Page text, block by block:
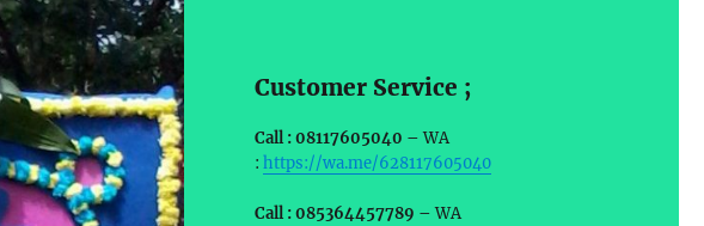
Customer Service ;
Call : 08117605040 –WA
: https://wa.me/628117605040
Call : 085364457789 –WA